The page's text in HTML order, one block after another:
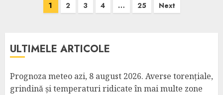
1 2 3 4 … 25 Next
ULTIMELE ARTICOLE
Prognoza meteo azi, 8 august 2026. Averse torențiale,
grindină și temperaturi ridicate în mai multe zone